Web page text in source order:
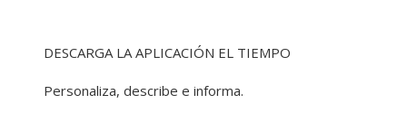
DESCARGA LA APLICACIÓN EL TIEMPO
Personaliza, describe e informa.